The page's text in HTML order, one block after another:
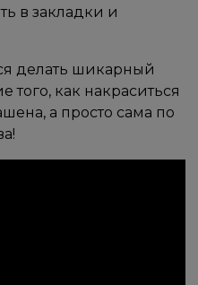
в закладки и
делать шикарный
как накраситься
а просто сама по